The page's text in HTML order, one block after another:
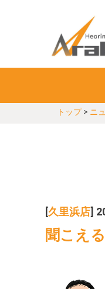
トップ> ニ
久里浜店 ]
聞こえ